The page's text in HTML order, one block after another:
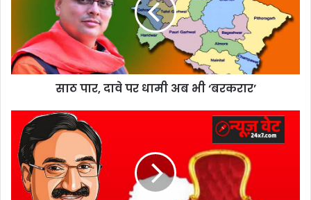
‘बरकरार’
साठ पार, दावे पर धामी अब भी ‘बरकरार’